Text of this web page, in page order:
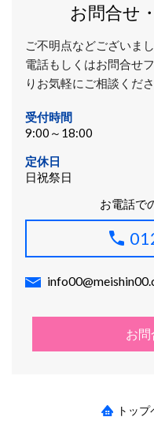
お問合せ
ご不明点などございま
電話もしくはお問合せ
りお気軽にご相談くださ
受付時間
9:00～18:00
定休日
日祝祭日
お電話で
お問
トッ